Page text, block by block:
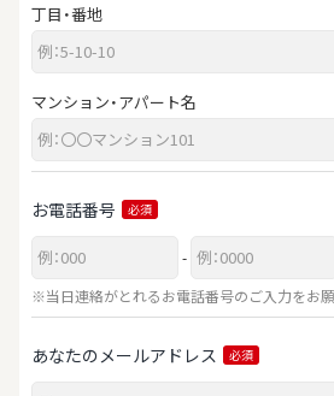
丁目・番地
マンション・アパート名
お電話番号 必須
-
※当日連絡がとれるお電話番号のご入力をお願
あなたのメールアドレス 必須